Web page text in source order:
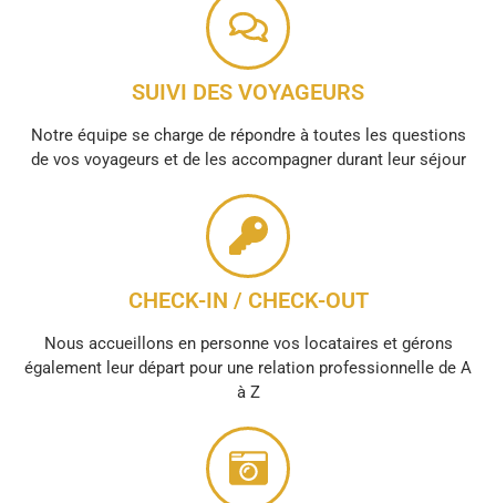
SUIVI DES VOYAGEURS
Notre équipe se charge de répondre à toutes les questions
de vos voyageurs et de les accompagner durant leur séjour
CHECK-IN / CHECK-OUT
Nous accueillons en personne vos locataires et gérons
également leur départ pour une relation professionnelle de A
à Z